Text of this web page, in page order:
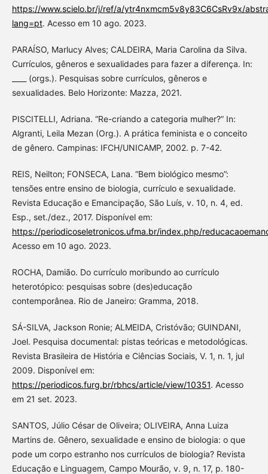
https://www.scielo.br/j/ref/a/ytr4nxmcm5v8y83C6CsRv9x/
lang=pt. Acesso em 10 ago. 2023.
PARAÍSO, Marlucy Alves; CALDEIRA, Maria Carolina da Silva.
Currículos, gêneros e sexualidades para fazer a diferença. In:
____ (orgs.). Pesquisas sobre currículos, gêneros e
sexualidades. Belo Horizonte: Mazza, 2021.
PISCITELLI, Adriana. “Re-criando a categoria mulher?” In:
Algranti, Leila Mezan (Org.). A prática feminista e o conceito
de gênero. Campinas: IFCH/UNICAMP, 2002. p. 7-42.
REIS, Neilton; FONSECA, Lana. “Bem biológico mesmo”:
tensões entre ensino de biologia, currículo e sexualidade.
Revista Educação e Emancipação, São Luís, v. 10, n. 4, ed.
Esp., set./dez., 2017. Disponível em:
https://periodicoseletronicos.ufma.br/index.php/
Acesso em 10 ago. 2023.
ROCHA, Damião. Do currículo moribundo ao currículo
heterotópico: pesquisas sobre (des)educação
contemporânea. Rio de Janeiro: Gramma, 2018.
SÁ-SILVA, Jackson Ronie; ALMEIDA, Cristóvão; GUINDANI,
Joel. Pesquisa documental: pistas teóricas e metodológicas.
Revista Brasileira de História e Ciências Sociais, V. 1, n. 1, jul
2009. Disponível em:
https://periodicos.furg.br/rbhcs/article/view/10351. Acesso
em 21 set. 2023.
SANTOS, Júlio César de Oliveira; OLIVEIRA, Anna Luiza
Martins de. Gênero, sexualidade e ensino de biologia: o que
pode um corpo estranho nos currículos de biologia? Revista
Educação e Linguagem, Campo Mourão, v. 9, n. 17, p. 180-